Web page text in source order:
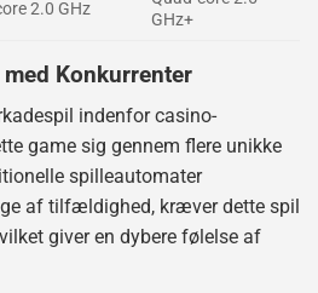
2.0 GHz
GHz+
Konkurrenter
indenfor casino-
game sig gennem flere unikke
spilleautomater
af tilfældighed, kræver dette spil
giver en dybere følelse af